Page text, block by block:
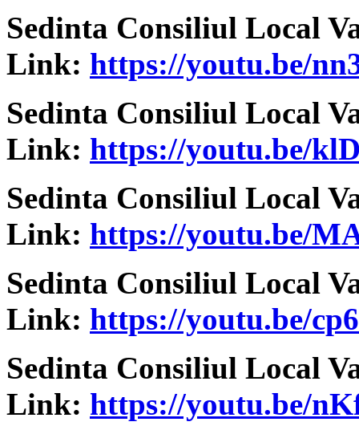
Sedinta Consiliul Local
Link: https://youtu.be/
Sedinta Consiliul Local
Link: https://youtu.be/
Sedinta Consiliul Local
Link: https://youtu.be/
Sedinta Consiliul Local
Link: https://youtu.be/
Sedinta Consiliul Local
Link: https://youtu.be/